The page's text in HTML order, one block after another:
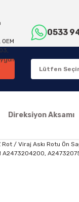
0533
Direksiyon Aksamı